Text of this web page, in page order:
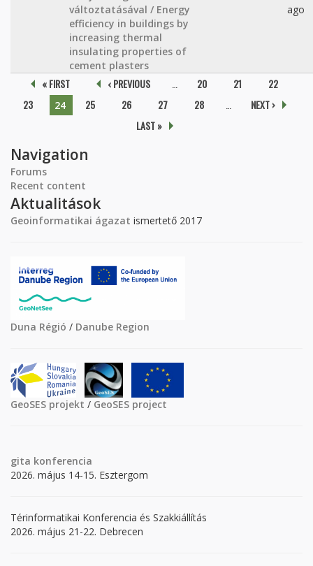
változtatásával / Energy
efficiency in buildings by
increasing thermal
insulating properties of
cement plasters
ago
Pages« FIRST ‹ PREVIOUS 20 21
22
23
24 25 26 27 28
NEXT ›
LAST »
Navigation
Forums
Recent content
Aktualitások
Geoinformatikai ágazat ismertető 2017
Duna Régió / Danube Region
GeoSES projekt / GeoSES project
gita konferencia
2026. május 14-15. Esztergom
Térinformatikai Konferencia és Szakkiállítás
2026. május 21-22. Debrecen